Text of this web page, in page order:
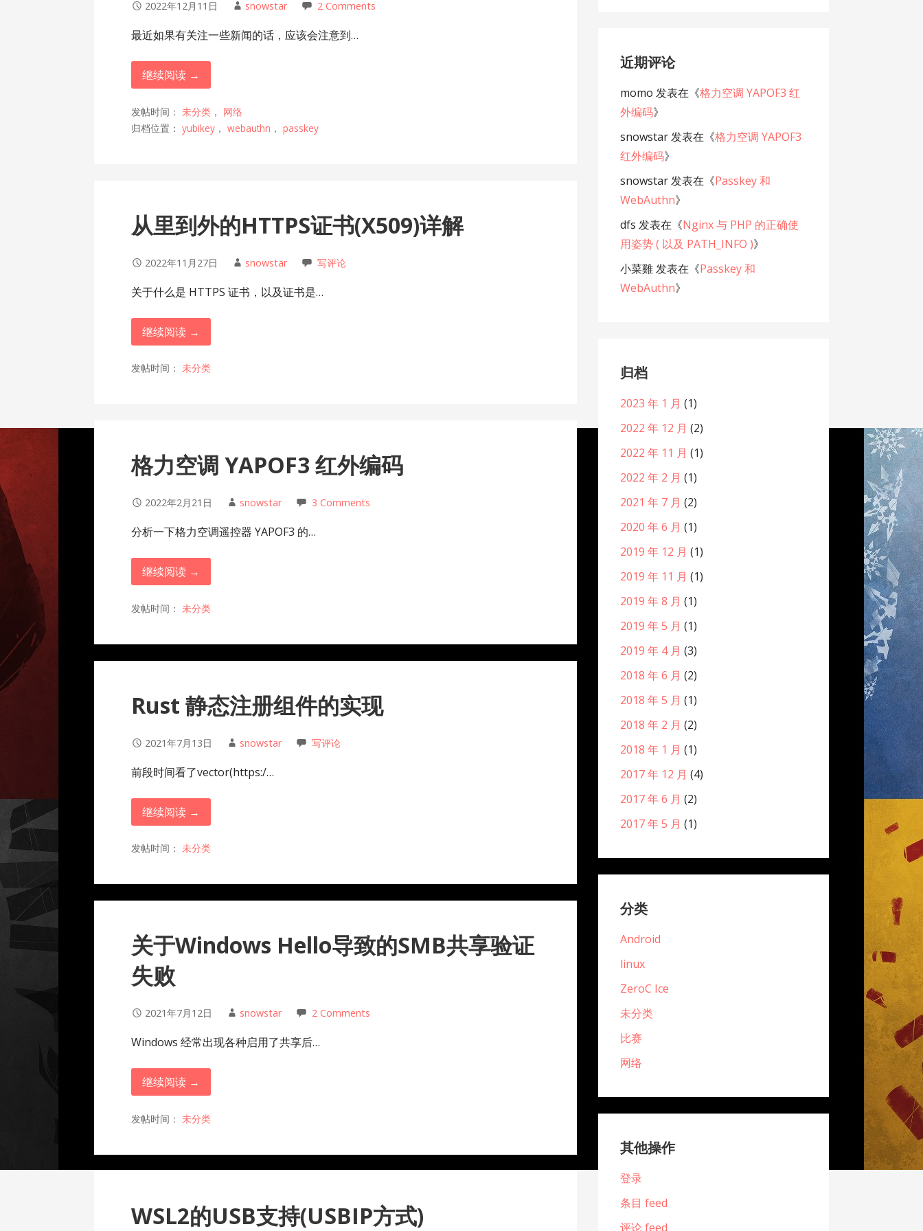
2022年12月11日 snowstar 2 Comments
最近如果有关注一些新闻的话，应该会注意到…
继续阅读 →
发帖时间： 未分类 ， 网络
归档位置：yubikey ，webauthn ，passkey
从里到外的HTTPS证书(X509)详解
2022年11月27日 snowstar 写评论
关于什么是 HTTPS 证书，以及证书是…
继续阅读 →
发帖时间：未分类
格力空调 YAPOF3 红外编码
2022年2月21日 snowstar 3 Comments
分析一下格力空调遥控器 YAPOF3 的…
继续阅读 →
发帖时间： 未分类
Rust 静态注册组件的实现
2021年7月13日 snowstar 写评论
前段时间看了vector(https:/…
继续阅读 →
发帖时间：未分类
关于Windows Hello导致的SMB共享验证
失败
2021年7月12日 snowstar 2 Comments
Windows 经常出现各种启用了共享后…
继续阅读 →
发帖时间：未分类
WSL2的USB支持(USBIP方式)
近期评论
momo 发表在《格力空调 YAPOF3 红
外编码》
snowstar发表在《格力空调 YAPOF3
红外编码》
snowstar发表在《Passkey 和
WebAuthn》
dfs 发表在《Nginx 与 PHP 的正确使
用姿势 ( 以及 PATH_INFO )》
小菜雞发表在《Passkey 和
WebAuthn》
归档
2023 年 1 月 (1)
2022 年 12 月 (2)
2022 年 11 月 (1)
2022 年 2 月 (1)
2021 年 7 月 (2)
2020 年 6 月 (1)
2019 年 12 月 (1)
2019 年 11 月 (1)
2019 年 8 月 (1)
2019 年 5 月 (1)
2019 年 4 月 (3)
2018 年 6 月 (2)
2018 年 5 月 (1)
2018 年 2 月 (2)
2018 年 1 月 (1)
2017 年 12 月 (4)
2017 年 6 月 (2)
2017 年 5 月 (1)
分类
Android
linux
ZeroC Ice
未分类
比赛
网络
其他操作
登录
条目 feed
评论 feed